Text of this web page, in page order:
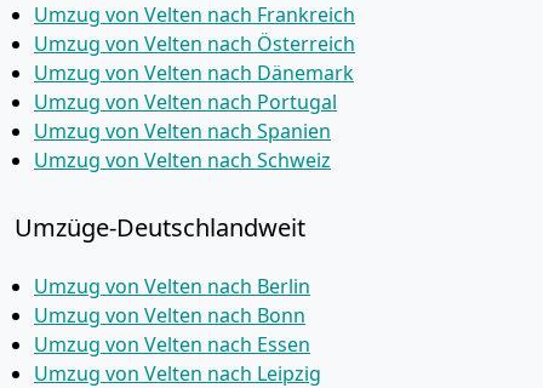
Umzug von Velten nach Frankreich
Umzug von Velten nach Österreich
Umzug von Velten nach Dänemark
Umzug von Velten nach Portugal
Umzug von Velten nach Spanien
Umzug von Velten nach Schweiz
Umzüge-Deutschlandweit
Umzug von Velten nach Berlin
Umzug von Velten nach Bonn
Umzug von Velten nach Essen
Umzug von Velten nach Leipzig